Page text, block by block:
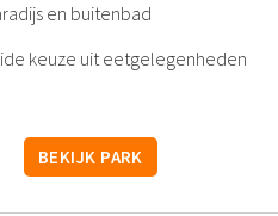
en buitenbad
keuze uit eetgelegenheden
BEKIJK PARK